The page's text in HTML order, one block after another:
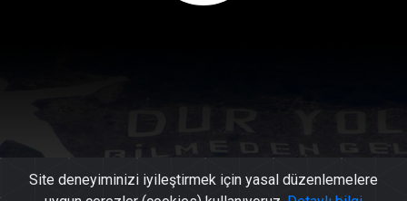
Site deneyiminizi iyileştirmek için yasal düzenlemelere